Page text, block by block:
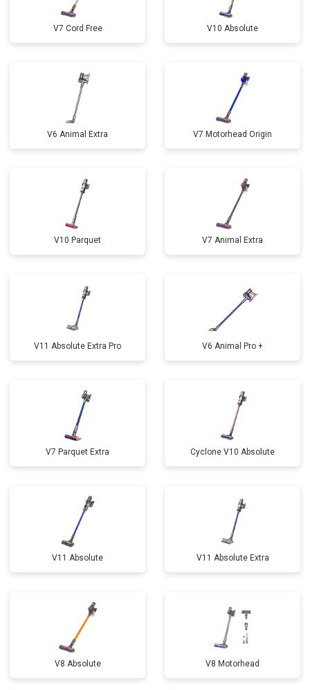
V7 Cord Free V10 Absolute
V6 Animal Extra V7 Motorhead Origin
V10 Parquet V7 Animal Extra
V11 Absolute Extra Pro V6 Animal Pro +
V7 Parquet Extra Cyclone V10 Absolute
V11 Absolute V11 Absolute Extra
V8 Absolute V8 Motorhead